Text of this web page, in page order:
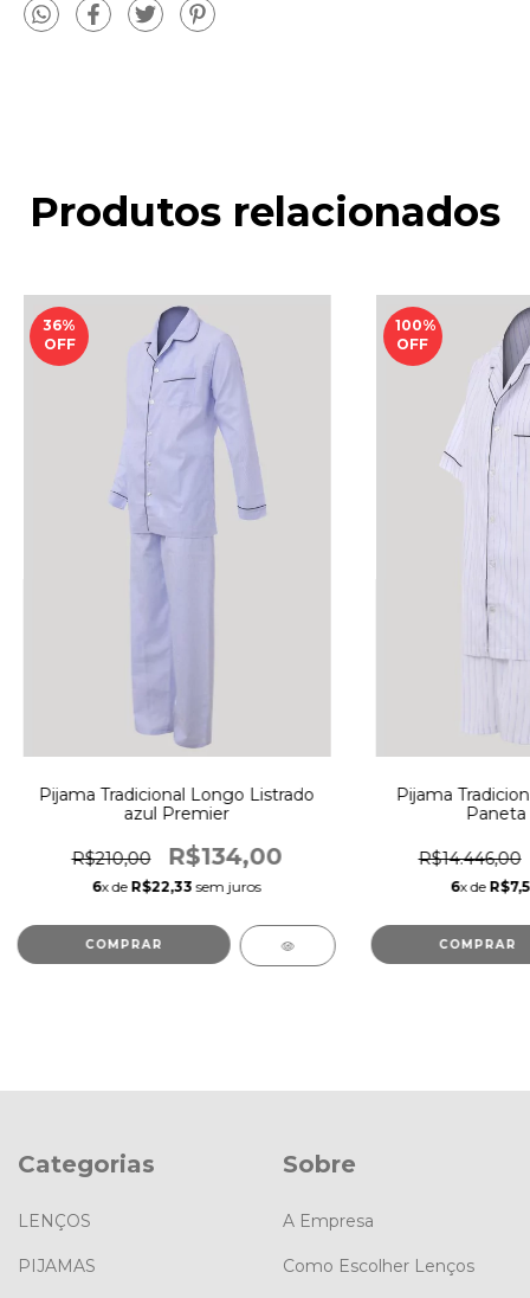
Produtos relacionados
36%
OFF
Pijama Tradicional Longo Listrado
azul Premier
R$210,00 R$134,00
6x de R$22,33 sem juros
COMPRAR
100%
OFF
Pijama
Paneta
R$14.446,00
6x de
COMPRAR
Categorias
LENÇOS
PIJAMAS
Sobre
A Empresa
Como Escolher Lenços